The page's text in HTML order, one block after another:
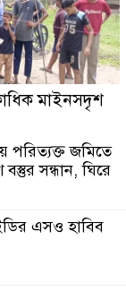
মাইনসদৃশ
পরিত্যক্ত জমিতে
সন্ধান, ঘিরে
এসও হাবিব